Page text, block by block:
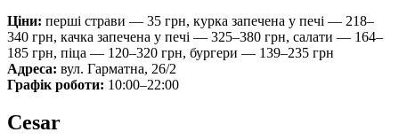
Ціни: перші страви — 35 грн, курка запечена у печі — 218–
340 грн, качка запечена у печі — 325–380 грн, салати — 164–
185 грн, піца — 120–320 грн, бургери — 139–235 грн
Адреса: вул. Гарматна, 26/2
Графік роботи: 10:00–22:00
Cesar